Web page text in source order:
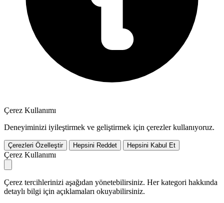
Çerez Kullanımı
Deneyiminizi iyileştirmek ve geliştirmek için çerezler kullanıyoruz.
Çerezleri Özelleştir Hepsini Reddet Hepsini Kabul Et
Çerez Kullanımı
Çerez tercihlerinizi aşağıdan yönetebilirsiniz. Her kategori hakkında
detaylı bilgi için açıklamaları okuyabilirsiniz.